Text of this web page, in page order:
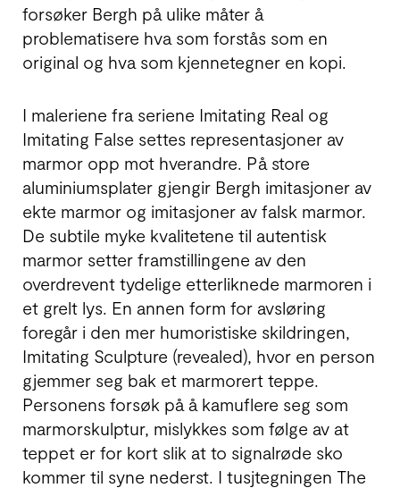
forsøker Bergh på ulike måter å
problematisere hva som forstås som en
original og hva som kjennetegner en kopi.
I maleriene fra seriene Imitating Real og
Imitating False settes representasjoner av
marmor opp mot hverandre. På store
aluminiumsplater gjengir Bergh imitasjoner av
ekte marmor og imitasjoner av falsk marmor.
De subtile myke kvalitetene til autentisk
marmor setter framstillingene av den
overdrevent tydelige etterliknede marmoren i
et grelt lys. En annen form for avsløring
foregår i den mer humoristiske skildringen,
Imitating Sculpture (revealed), hvor en person
gjemmer seg bak et marmorert teppe.
Personens forsøk på å kamuflere seg som
marmorskulptur, mislykkes som følge av at
teppet er for kort slik at to signalrøde sko
kommer til syne nederst. I tusjtegningen The